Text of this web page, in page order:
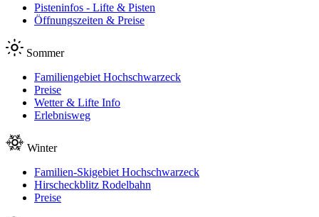
Pisteninfos - Lifte & Pisten
Öffnungszeiten & Preise
Sommer
Familiengebiet Hochschwarzeck
Preise
Wetter & Lifte Info
Erlebnisweg
Winter
Familien-Skigebiet Hochschwarzeck
Hirscheckblitz Rodelbahn
Preise